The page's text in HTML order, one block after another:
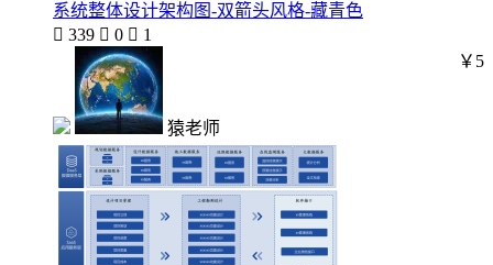
系统整体设计架构图-双箭头风格-藏青色
 339  0  1
猿老师
￥5